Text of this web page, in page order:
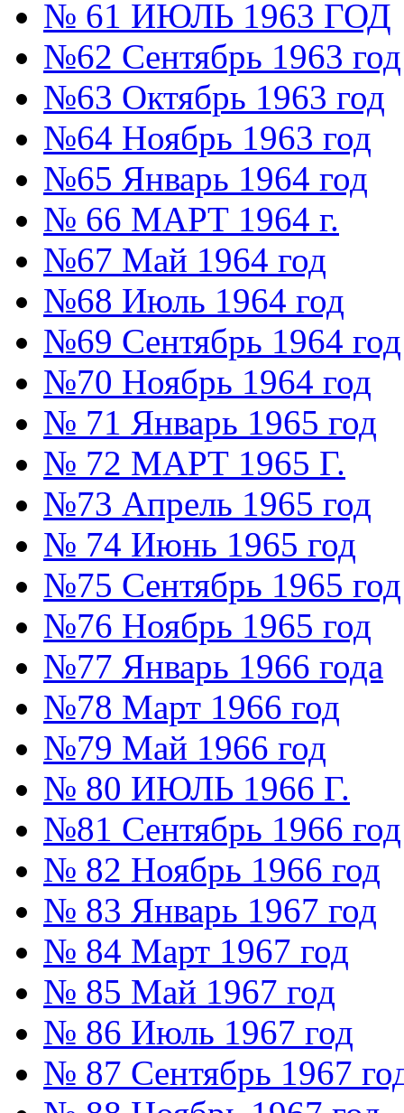
№ 61 ИЮЛЬ 1963 ГОД
№62 Сентябрь 1963 год
№63 Октябрь 1963 год
№64 Ноябрь 1963 год
№65 Январь 1964 год
№ 66 МАРТ 1964 г.
№67 Май 1964 год
№68 Июль 1964 год
№69 Сентябрь 1964 год
№70 Ноябрь 1964 год
№ 71 Январь 1965 год
№ 72 МАРТ 1965 Г.
№73 Апрель 1965 год
№ 74 Июнь 1965 год
№75 Сентябрь 1965 год
№76 Ноябрь 1965 год
№77 Январь 1966 года
№78 Март 1966 год
№79 Май 1966 год
№ 80 ИЮЛЬ 1966 Г.
№81 Сентябрь 1966 год
№ 82 Ноябрь 1966 год
№ 83 Январь 1967 год
№ 84 Март 1967 год
№ 85 Май 1967 год
№ 86 Июль 1967 год
№ 87 Сентябрь 1967